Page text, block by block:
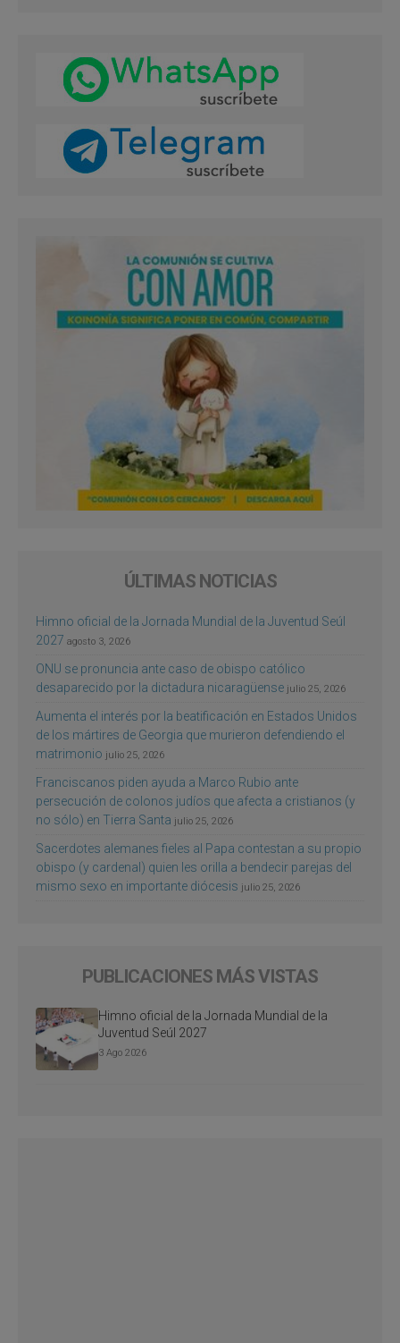
ÚLTIMAS NOTICIAS
Himno oficial de la Jornada Mundial de la Juventud Seúl
2027 agosto 3, 2026
ONU se pronuncia ante caso de obispo católico
desaparecido por la dictadura nicaragüense julio 25, 2026
Aumenta el interés por la beatificación en Estados Unidos
de los mártires de Georgia que murieron defendiendo el
matrimonio julio 25, 2026
Franciscanos piden ayuda a Marco Rubio ante
persecución de colonos judíos que afecta a cristianos (y
no sólo) en Tierra Santa julio 25, 2026
Sacerdotes alemanes fieles al Papa contestan a su propio
obispo (y cardenal) quien les orilla a bendecir parejas del
mismo sexo en importante diócesis julio 25, 2026
PUBLICACIONES MÁS VISTAS
Himno oficial de la Jornada Mundial de la
Juventud Seúl 2027
3 Ago 2026